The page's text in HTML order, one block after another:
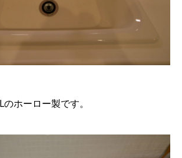
ホーロー製です。